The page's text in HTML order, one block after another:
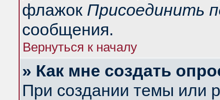
флажок Присоединить
сообщения.
Вернуться к началу
» Как мне создать
При создании темы или